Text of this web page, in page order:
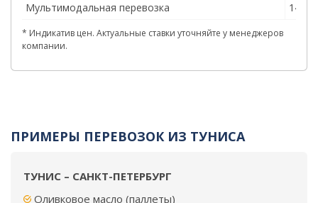
Мультимодальная перевозка
14–22
* Индикатив цен. Актуальные ставки уточняйте у менеджеров
компании.
ПРИМЕРЫ ПЕРЕВОЗОК ИЗ ТУНИСА
ТУНИС – САНКТ-ПЕТЕРБУРГ
Оливковое масло (паллеты)